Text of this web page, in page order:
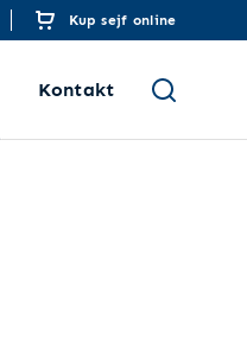
Kup sejf online
Kontakt